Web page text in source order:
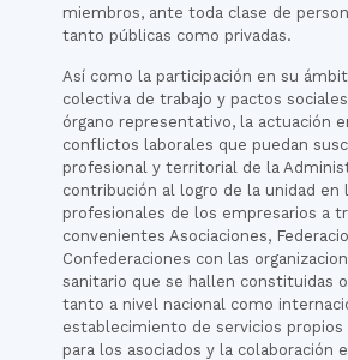
miembros, ante toda clase de
tanto públicas como privadas.
Así como la participación en su
colectiva de trabajo y pactos
órgano representativo, la actuación
conflictos laborales que puedan
profesional y territorial de la
contribución al logro de la unidad en
profesionales de los empresarios a
convenientes Asociaciones,
Confederaciones con las
sanitario que se hallen constituidas
tanto a nivel nacional como
establecimiento de servicios
para los asociados y la colaboración